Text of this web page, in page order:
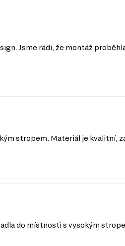
Jsme rádi, že montáž
stropem. Materiál je kvalitní,
do místnosti s vysokým